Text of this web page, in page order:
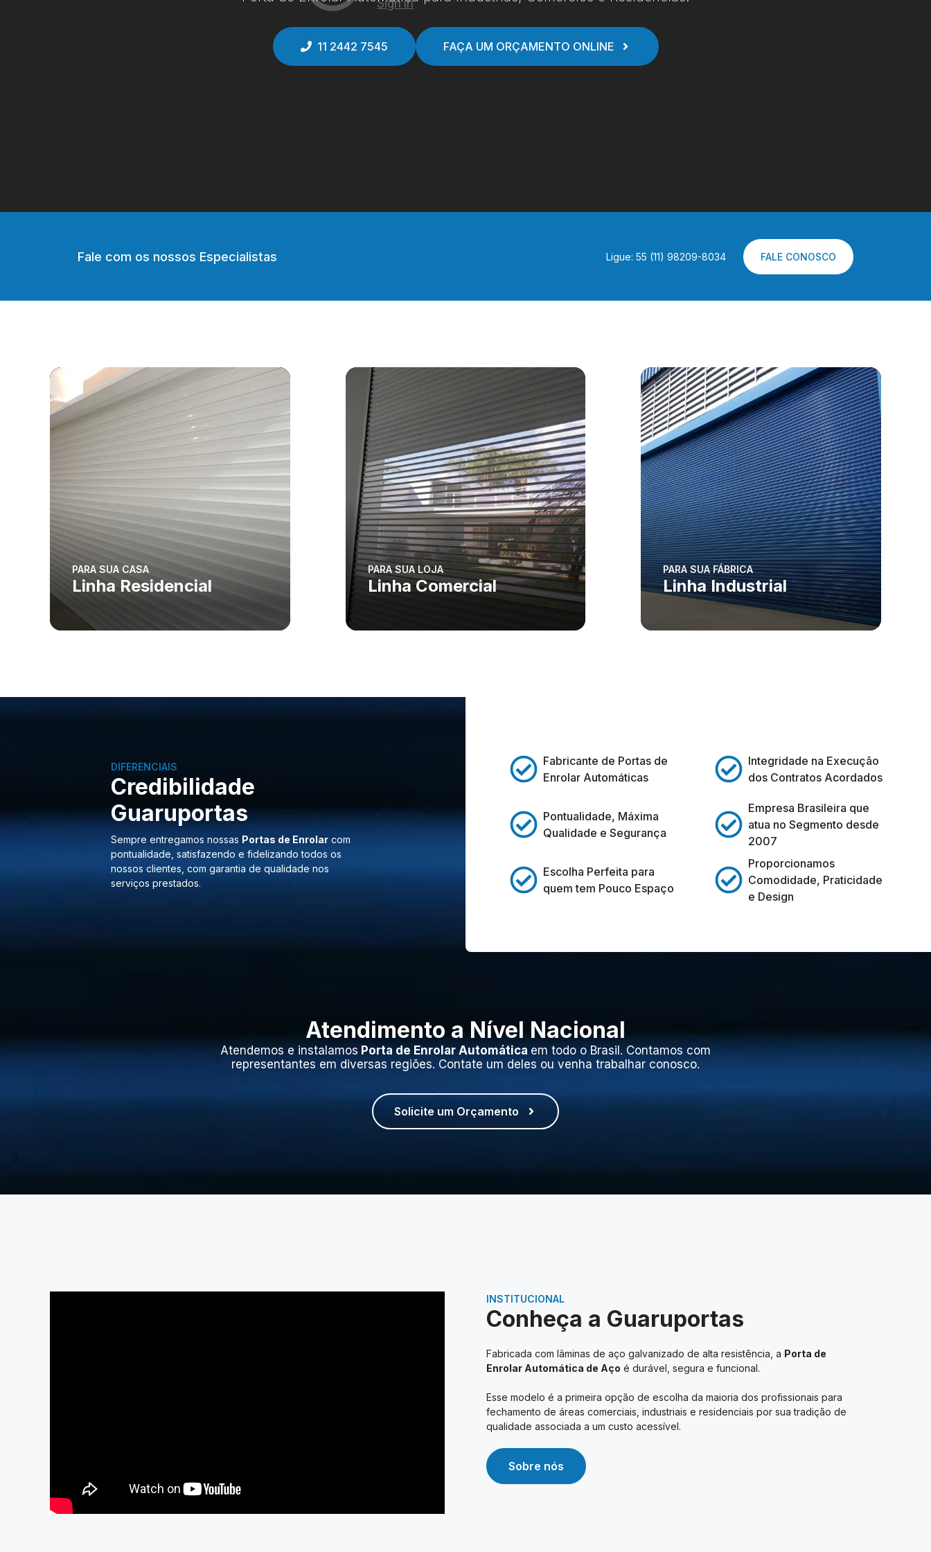
11 2442 7545 FAÇA UM ORÇAMENTO ONLINE
Fale com os nossos Especialistas Ligue: 55 (11) 98209-8034 FALE CONOSCO
PARA SUA CASA
Linha Residencial
PARA SUA LOJA
Linha Comercial
PARA SUA FÁBRICA
Linha Industrial
DIFERENCIAIS
Credibilidade
Guaruportas
Sempre entregamos nossas Portas de Enrolar com
pontualidade, satisfazendo e fidelizando todos os
nossos clientes, com garantia de qualidade nos
serviços prestados.
Fabricante de Portas de
Enrolar Automáticas
Pontualidade, Máxima
Qualidade e Segurança
Escolha Perfeita para
quem tem Pouco Espaço
Integridade na Execução
dos Contratos Acordados
Empresa Brasileira que
atua no Segmento desde
2007
Proporcionamos
Comodidade, Praticidade
e Design
Atendimento a Nível Nacional
Atendemos e instalamos Porta de Enrolar Automática em todo o Brasil. Contamos com
representantes em diversas regiões. Contate um deles ou venha trabalhar conosco.
Solicite um Orçamento
INSTITUCIONAL
Conheça a Guaruportas
Fabricada com lâminas de aço galvanizado de alta resistência, a Porta de
Enrolar Automática de Aço é durável, segura e funcional.
Esse modelo é a primeira opção de escolha da maioria dos profissionais para
fechamento de áreas comerciais, industriais e residenciais por sua tradição de
qualidade associada a um custo acessível.
Sobre nós